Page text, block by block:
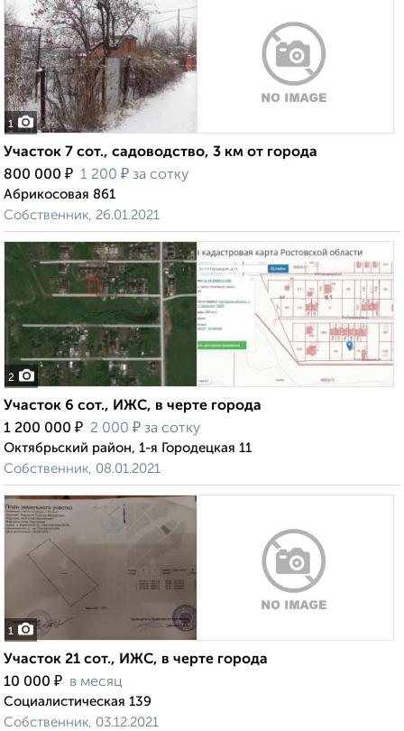
1
Участок 7 сот., садоводство, 3 км от города
800 000 ₽ 1 200 ₽ за сотку
Абрикосовая 861
Собственник, 26.01.2021
2
Участок 6 сот., ИЖС, в черте города
1 200 000 ₽ 2 000 ₽ за сотку
Октябрьский район, 1-я Городецкая 11
Собственник, 08.01.2021
1
Участок 21 сот., ИЖС, в черте города
10 000 ₽ в месяц
Социалистическая 139
Собственник, 03.12.2021